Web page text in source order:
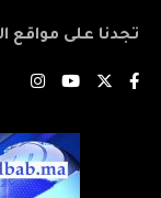
تجدنا على مواقع